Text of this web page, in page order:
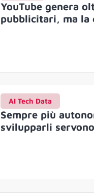
YouTube genera
pubblicitari, ma la
AI Tech Data
Sempre più
svilupparli